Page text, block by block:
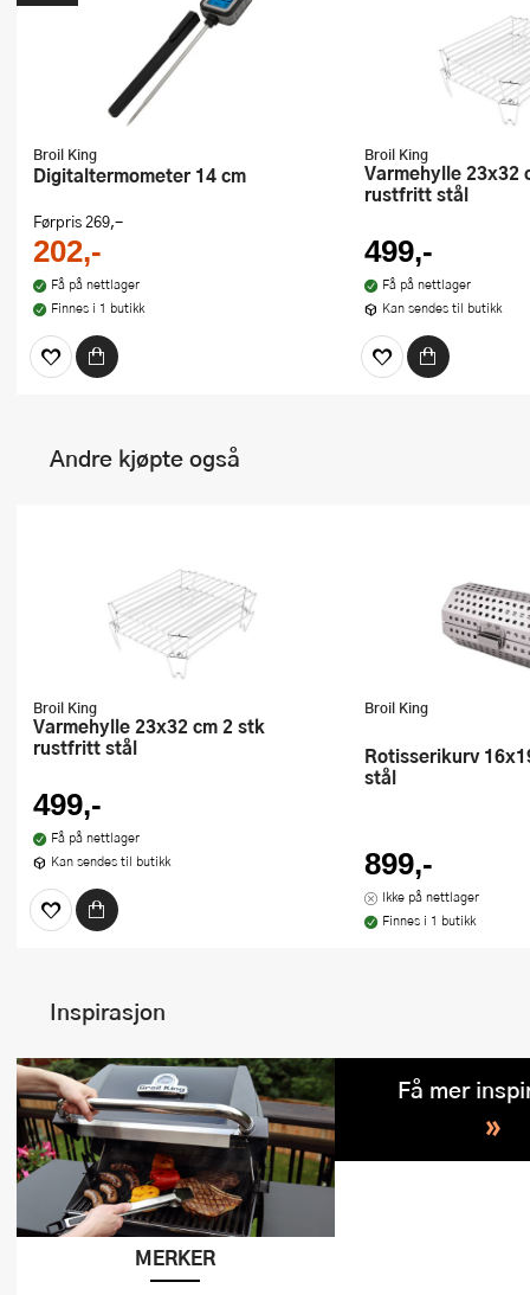
Broil King
Digitaltermometer 14 cm
Førpris269,-
202,-
Få på nettlager
Finnes i 1 butikk
Broil King
Varmehylle 23x32 cm 2 stk
rustfritt stål
499,-
Få på nettlager
Kan sendes til butikk
Andre kjøpte også
Broil King
Varmehylle 23x32 cm 2 stk
rustfritt stål
499,-
Få på nettlager
Kan sendes til butikk
Broil King
Rotisserikurv 16x19 cm rustfritt
stål
899,-
Ikke på nettlager
Finnes i 1 butikk
Inspirasjon
MERKER
Få mer
»